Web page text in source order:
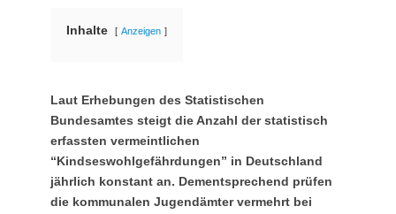
Inhalte Anzeigen
Laut Erhebungen des Statistischen
Bundesamtes steigt die Anzahl der statistisch
erfassten vermeintlichen
“Kindseswohlgefährdungen” in Deutschland
jährlich konstant an. Dementsprechend prüfen
die kommunalen Jugendämter vermehrt bei